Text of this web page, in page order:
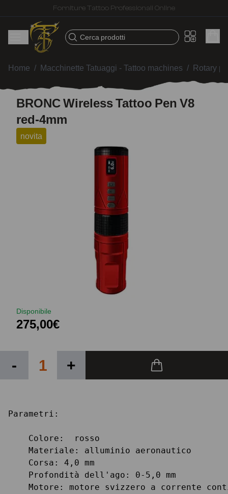
Spedizione veloce – Prodotti selezionati per tatuatori
Cerca prodotti
Home / Macchinette Tatuaggi - Tattoo machines / Rotary
BRONC Wireless Tattoo Pen V8
red-4mm
novita
Disponibile
275,00€
- +
Parametri:
    Colore:  rosso
    Materiale: alluminio aeronautico
    Corsa: 4,0 mm
    Profondità dell'ago: 0-5,0 mm
Motore: motore svizzero a corrente